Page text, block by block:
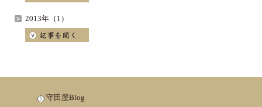
2013年（1）
守田屋Blog